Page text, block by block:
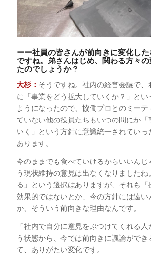
ーー社員の皆さんが前向きに変化し
ですね。弟さんはじめ、関わる方々の
たのでしょうか？
大杉： そうですね。社内の経営会議で、
に「事業をどう拡大していくか？」とい
ようになったので、協働プロとのミーテ
ていない他の役員たちもいつの間にか「
いく」という方針に意識統一されていっ
あります。
今のままでも食べていけるからいいんじ
う現状維持の意見は出なくなりましたね
る」という選択はありますが、それも「
効果的ではないとか、今の方針には遠い
か、そういう前向きな理由なんです。
「社内で自分に意見をぶつけてくれる
う状態から、今では前向きに議論ができ
て、ありがたい変化です。